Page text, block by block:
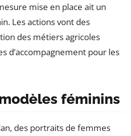
mise en place ait un
Les actions vont des
des métiers agricoles
d’accompagnement pour les
féminins
des portraits de femmes